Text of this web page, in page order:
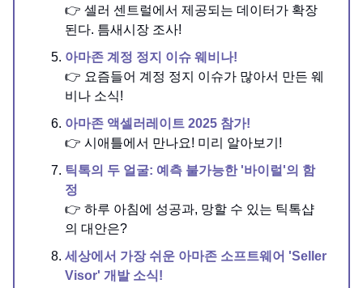
👉 셀러 센트럴에서 제공되는 데이터가 확장
된다. 틈새시장 조사!
아마존 계정 정지 이슈 웨비나!
👉 요즘들어 계정 정지 이슈가 많아서 만든 웨
비나 소식!
아마존 액셀러레이트 2025 참가!
👉 시애틀에서 만나요! 미리 알아보기!
틱톡의 두 얼굴: 예측 불가능한 '바이럴'의 함
정
👉 하루 아침에 성공과, 망할 수 있는 틱톡샵
의 대안은?
세상에서 가장 쉬운 아마존 소프트웨어 'Seller
Visor' 개발 소식!